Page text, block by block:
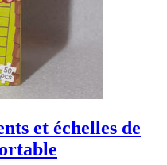
et échelles de